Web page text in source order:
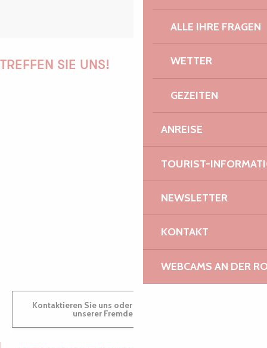
ALLE IHRE FRAGEN
WETTER
GEZEITEN
ANREISE
TOURIST-
NEWSLETTER
KONTAKT
WEBCAMS AN DER
TREFFEN SIE UNS!
PAULINE
AUDREY
Kontaktieren Sie uns oder besuchen Sie uns in einem
unserer Fremdenverkehrsbüros.